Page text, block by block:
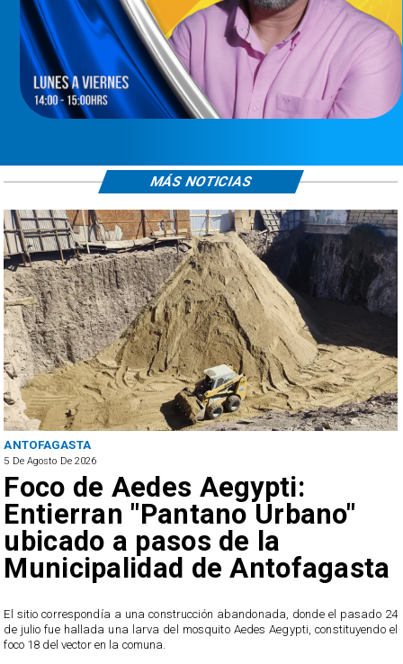
ANTOFAGASTA
5 De Agosto De 2026
Foco de Aedes Aegypti:
Entierran "Pantano Urbano"
ubicado a pasos de la
Municipalidad de Antofagasta
El sitio correspondía a una construcción abandonada, donde el pasado 24
de julio fue hallada una larva del mosquito Aedes Aegypti, constituyendo el
foco 18 del vector en la comuna.
MÁS NOTICIAS